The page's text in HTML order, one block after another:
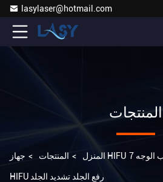
lasylaser@hotmail.com
المنتجات
المنزل > المنتجات > مكتب الوجه 7D معدات
HIFU رفع الجلد تشديد الجلد